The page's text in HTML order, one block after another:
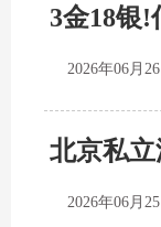
3金18银
2026年06月
北京私
2026年06月